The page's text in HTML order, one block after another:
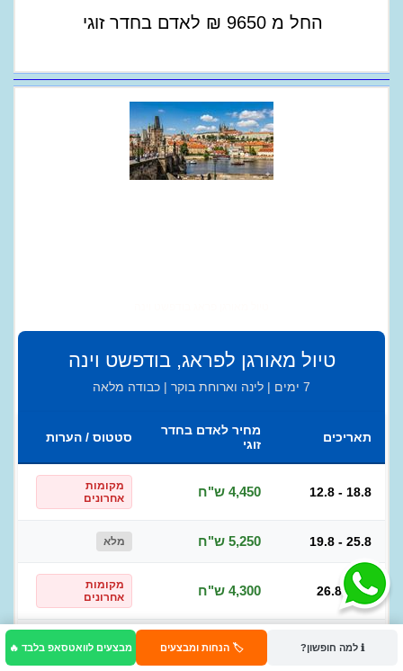
ℹ️ למה חופשון? 🏷️ הנחות ומבצעים מבצעים לוואטסאפ בלבד 🔥
החל מ 9650
₪ לאדם בחדר זוגי
טיול מאורגן לפראג, בודפשט וינה
7 ימים | לינה וארוחת בוקר | כבודה מלאה
תאריכים
מחיר לאדם בחדר
זוגי
סטטוס / הערות
12.8 - 18.8 4,450 ש"ח
מקומות
אחרונים
19.8 - 25.8 5,250 ש"ח מלא
26.8 - 1.9 4,300 ש"ח
מקומות
אחרונים
2.9 - 8.9 4,300 ש"ח
מקומות
אחרונים